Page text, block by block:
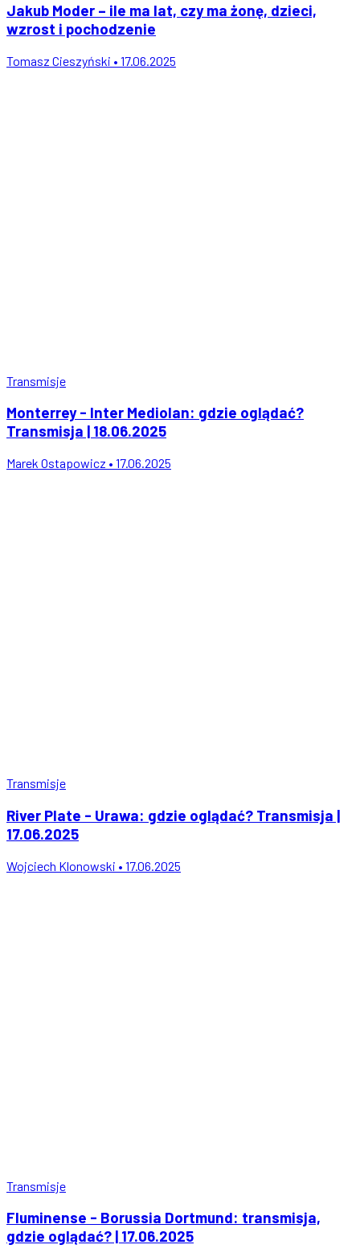
Jakub Moder – ile ma lat, czy ma żonę, dzieci,
wzrost i pochodzenie
Tomasz Cieszyński • 17.06.2025
Transmisje
Monterrey - Inter Mediolan: gdzie oglądać?
Transmisja | 18.06.2025
Marek Ostapowicz • 17.06.2025
Transmisje
River Plate - Urawa: gdzie oglądać? Transmisja |
17.06.2025
Wojciech Klonowski • 17.06.2025
Transmisje
Fluminense - Borussia Dortmund: transmisja,
gdzie oglądać? | 17.06.2025